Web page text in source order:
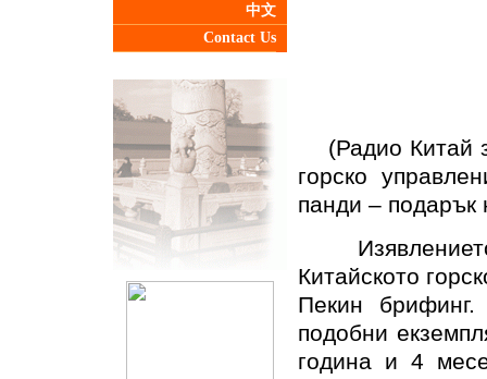
中文
Contact Us
(Радио Китай
горско
панди – подарък
Изявлението
Китайското
Пекин
подобни
година и 4